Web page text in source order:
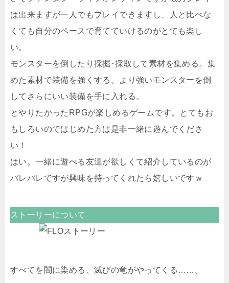
は出来ますが一人でもプレイできますし、人と比べな
くても自分のペースで育てていけるのがとても楽し
い。
モンスターを倒したり採掘･採取して素材を集める。集
めた素材で装備を強くする。より強いモンスターを倒
してさらにいい装備を手に入れる。
とやりたかったRPGが楽しめるゲームです。とてもお
もしろいのではじめた方は是非一緒に遊んでくださ
い！
はい。一緒に遊べる友達が欲しくて紹介しているのが
バレバレですが興味を持ってくれたら嬉しいですｗ
ストーリーについて
すべてを闇に染める、滅びの竜がやってくる……。